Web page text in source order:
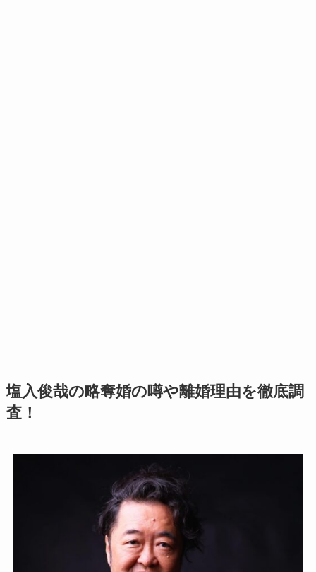
塩入俊哉の略奪婚の噂や離婚理由を徹底調
査！